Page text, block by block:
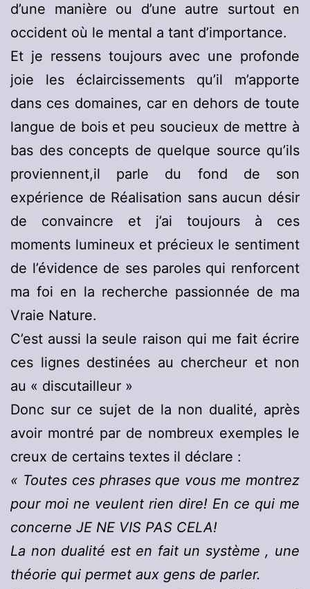
d’une manière ou d’une autre surtout en
occident où le mental a tant d’importance.
Et je ressens toujours avec une profonde
joie les éclaircissements qu’il m’apporte
dans ces domaines, car en dehors de toute
langue de bois et peu soucieux de mettre à
bas des concepts de quelque source qu’ils
proviennent,il parle du fond de son
expérience de Réalisation sans aucun désir
de convaincre et j’ai toujours à ces
moments lumineux et précieux le sentiment
de l’évidence de ses paroles qui renforcent
ma foi en la recherche passionnée de ma
Vraie Nature.
C’est aussi la seule raison qui me fait écrire
ces lignes destinées au chercheur et non
au « discutailleur »
Donc sur ce sujet de la non dualité, après
avoir montré par de nombreux exemples le
creux de certains textes il déclare :
« Toutes ces phrases que vous me montrez
pour moi ne veulent rien dire! En ce qui me
concerne JE NE VIS PAS CELA!
La non dualité est en fait un système , une
théorie qui permet aux gens de parler.